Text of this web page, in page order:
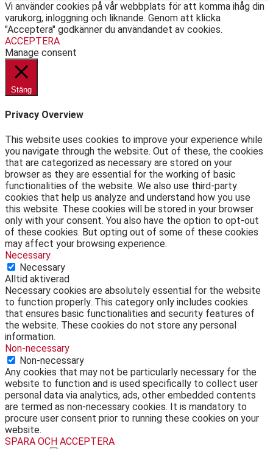
Vi använder cookies på vår webbplats för att komma ihåg din
varukorg, inloggning och liknande. Genom att klicka
"Acceptera" godkänner du användandet av cookies.
ACCEPTERA
Manage consent
Stäng
Privacy Overview
This website uses cookies to improve your experience while
you navigate through the website. Out of these, the cookies
that are categorized as necessary are stored on your
browser as they are essential for the working of basic
functionalities of the website. We also use third-party
cookies that help us analyze and understand how you use
this website. These cookies will be stored in your browser
only with your consent. You also have the option to opt-out
of these cookies. But opting out of some of these cookies
may affect your browsing experience.
Necessary
Necessary
Alltid aktiverad
Necessary cookies are absolutely essential for the website
to function properly. This category only includes cookies
that ensures basic functionalities and security features of
the website. These cookies do not store any personal
information.
Non-necessary
Non-necessary
Any cookies that may not be particularly necessary for the
website to function and is used specifically to collect user
personal data via analytics, ads, other embedded contents
are termed as non-necessary cookies. It is mandatory to
procure user consent prior to running these cookies on your
website.
SPARA OCH ACCEPTERA